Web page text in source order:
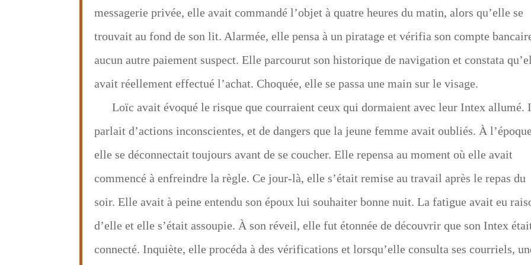
messagerie privée, elle avait commandé l’objet à quatre heures du matin, alors qu’elle se
trouvait au fond de son lit. Alarmée, elle pensa à un piratage et vérifia son compte
aucun autre paiement suspect. Elle parcourut son historique de navigation et constata
avait réellement effectué l’achat. Choquée, elle se passa une main sur le visage.
Loïc avait évoqué le risque que courraient ceux qui dormaient avec leur Intex allumé.
parlait d’actions inconscientes, et de dangers que la jeune femme avait oubliés. À
elle se déconnectait toujours avant de se coucher. Elle repensa au moment où elle avait
commencé à enfreindre la règle. Ce jour-là, elle s’était remise au travail après le repas du
soir. Elle avait à peine entendu son époux lui souhaiter bonne nuit. La fatigue avait eu
d’elle et elle s’était assoupie. À son réveil, elle fut étonnée de découvrir que son Intex
connecté. Inquiète, elle procéda à des vérifications et lorsqu’elle consulta ses courriels,